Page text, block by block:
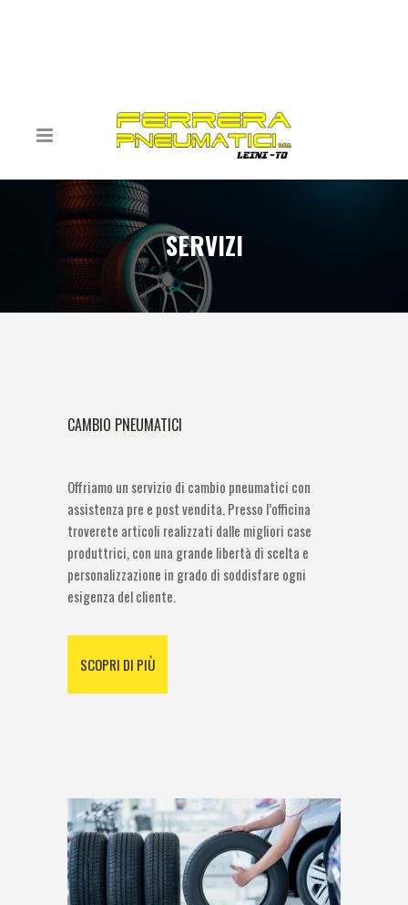
SERVIZI
CAMBIO PNEUMATICI
Offriamo un servizio di cambio pneumatici con
assistenza pre e post vendita. Presso l’officina
troverete articoli realizzati dalle migliori case
produttrici, con una grande libertà di scelta e
personalizzazione in grado di soddisfare ogni
esigenza del cliente.
SCOPRI DI PIÙ